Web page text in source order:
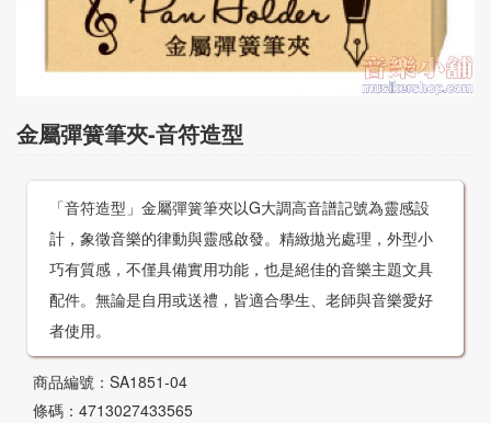
金屬彈簧筆夾-音符造型
「音符造型」金屬彈簧筆夾以G大調高音譜記號為靈感設
計，象徵音樂的律動與靈感啟發。精緻拋光處理，外型小
巧有質感，不僅具備實用功能，也是絕佳的音樂主題文具
配件。無論是自用或送禮，皆適合學生、老師與音樂愛好
者使用。
商品編號：SA1851-04
條碼：4713027433565